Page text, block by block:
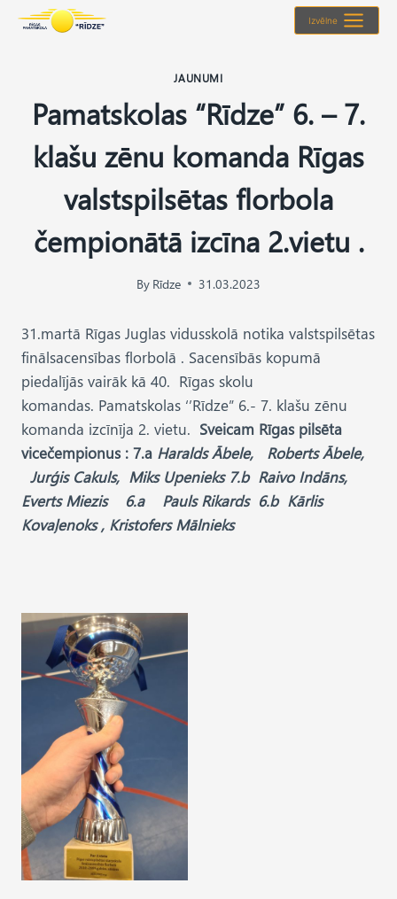
Izvēlne
JAUNUMI
Pamatskolas “Rīdze” 6. – 7.
klašu zēnu komanda Rīgas
valstspilsētas florbola
čempionātā izcīna 2.vietu .
By Rīdze 31.03.2023
31.martā Rīgas Juglas vidusskolā notika valstspilsētas
finālsacensības florbolā . Sacensībās kopumā
piedalījās vairāk kā 40. Rīgas skolu
komandas. Pamatskolas ‘’Rīdze” 6.- 7. klašu zēnu
komanda izcīnīja 2. vietu. Sveicam Rīgas pilsēta
vicečempionus : 7.a Haralds Ābele, Roberts Ābele,
Jurģis Cakuls, Miks Upenieks 7.b Raivo Indāns,
Everts Miezis 6.a Pauls Rikards 6.b Kārlis
Kovaļenoks , Kristofers Mālnieks